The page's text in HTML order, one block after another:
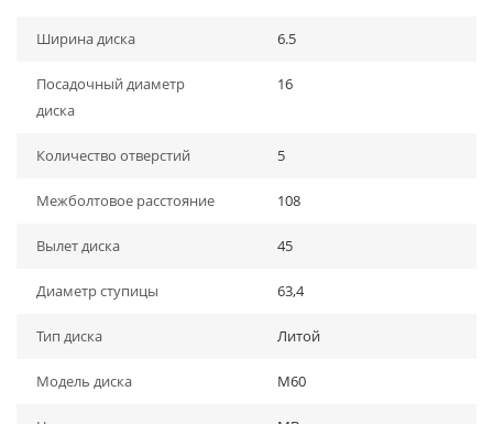
Ширина диска 6.5
Посадочный диаметр
диска
16
Количество отверстий 5
Межболтовое расстояние 108
Вылет диска 45
Диаметр ступицы 63,4
Тип диска Литой
Модель диска M60